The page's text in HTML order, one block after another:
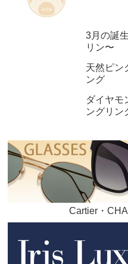
3月の誕
リン〜
天然ピン
ング
ダイヤモ
ングリン
Cartier・